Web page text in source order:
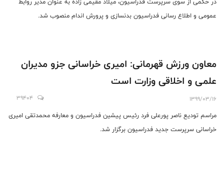
عمومی و اطلاع رسانی فدراسیون بدنسازی و پرورش اندام منصوب شد.
معاون ورزش قهرمانی: امیری خراسانی جزو مدیران
علمی و اخلاقی وزارت است
1399/03/16
39404
مراسم تودیع ناصر پورعلی فرد رئیس پیشین فدراسیون و معارفه محمدتقی امیری
خراسانی سرپرست جدید فدراسیون برگزار شد.